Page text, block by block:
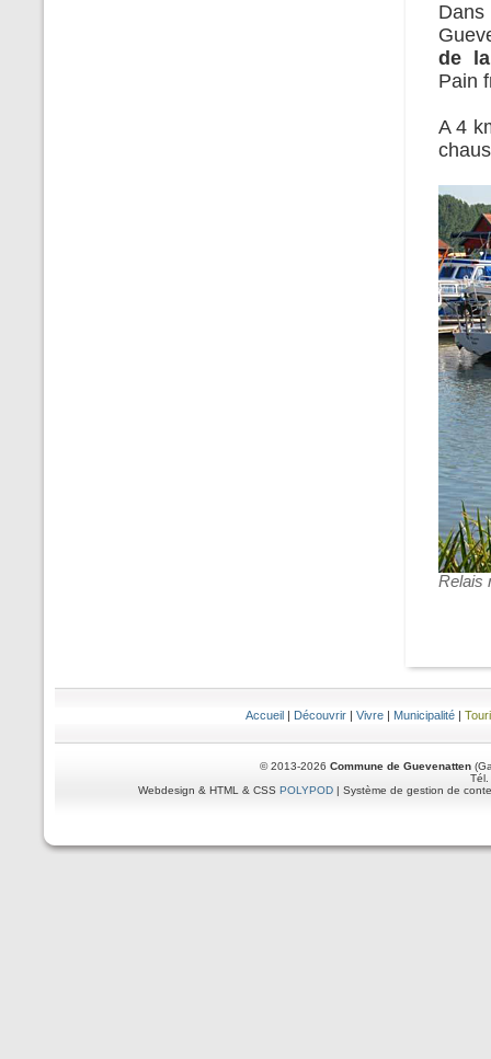
de
Pain
A 4
Relais
Accueil | Découvrir | Vivre | Municipalité |
© 2013-2026 Commune de Guevenatten
Webdesign & HTML & CSS POLYPOD| Système de gestion de